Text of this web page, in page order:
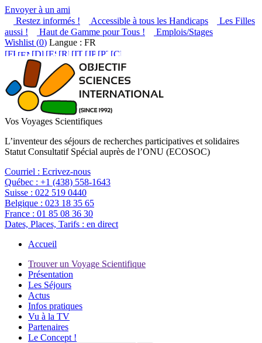
Envoyer à un ami
Restez informés !
Accessible à tous les Handicaps
Les Filles
aussi !
Haut de Gamme pour Tous !
Emplois/Stages
Wishlist (0) Langue : FR
Vos Voyages Scientifiques
L’inventeur des séjours de recherches participatives et solidaires
Statut Consultatif Spécial auprès de l’ONU (ECOSOC)
Courriel : Ecrivez-nous
Québec : +1 (438) 558-1643
Suisse : 022 519 0440
Belgique : 023 18 35 65
France : 01 85 08 36 30
Dates, Places, Tarifs : en direct
Accueil
Trouver un Voyage Scientifique
Présentation
Les Séjours
Actus
Infos pratiques
Vu à la TV
Partenaires
Le Concept !